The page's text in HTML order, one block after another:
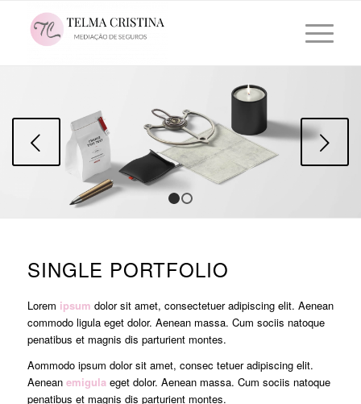
Next
SINGLE PORTFOLIO
Lorem ipsum dolor sit amet, consectetuer adipiscing elit. Aenean
commodo ligula eget dolor. Aenean massa. Cum sociis natoque
penatibus et magnis dis parturient montes.
Aommodo ipsum dolor sit amet, consec tetuer adipiscing elit.
Aenean emigulaeget dolor. Aenean massa. Cum sociis natoque
penatibus et magnis dis parturient montes.